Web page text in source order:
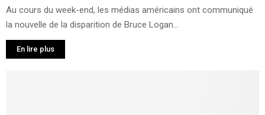
Au cours du week-end, les médias américains ont communiqué
la nouvelle de la disparition de Bruce Logan...
En lire plus